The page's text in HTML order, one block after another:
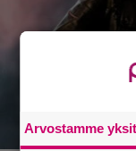
Arvostamme